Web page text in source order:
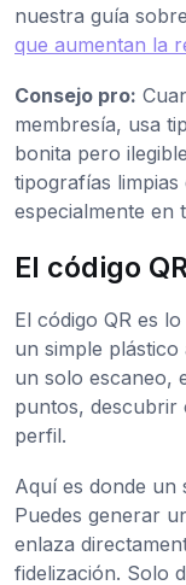
nuestra guía sobre
que aumentan la
Consejo pro:
membresía, usa
bonita pero
tipografías limpias
especialmente en
El código
El código QR es
un simple
un solo escaneo,
puntos, descubrir
perfil.
Aquí es donde un
Puedes generar
enlaza
fidelización. Solo